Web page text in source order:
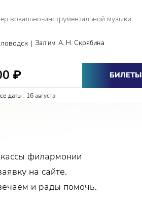
вокально-инструментальной музыки
| Зал им. А. Н. Скрябина
₽ БИЛЕТЫ
даты : 16 августа
филармонии
на сайте.
и рады помочь.